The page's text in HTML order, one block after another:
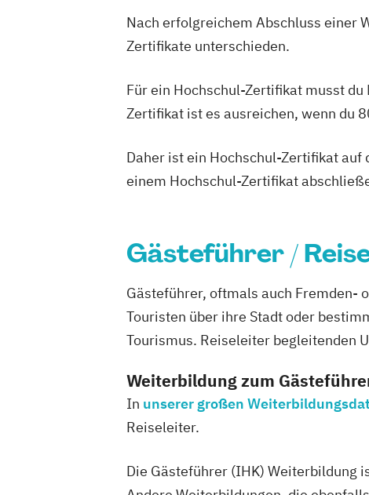
Nach erfolgreichem Abschluss einer
Zertifikate unterschieden.
Für ein Hochschul-Zertifikat musst
Zertifikat ist es ausreichen, wenn du
Daher ist ein Hochschul-Zertifikat
einem Hochschul-Zertifikat
Gästeführer /
Gästeführer, oftmals auch Fremden-
Touristen über ihre Stadt oder
Tourismus. Reiseleiter begleitenden
Weiterbildung zum
In unserer großen
Reiseleiter.
Die Gästeführer (IHK) Weiterbildung